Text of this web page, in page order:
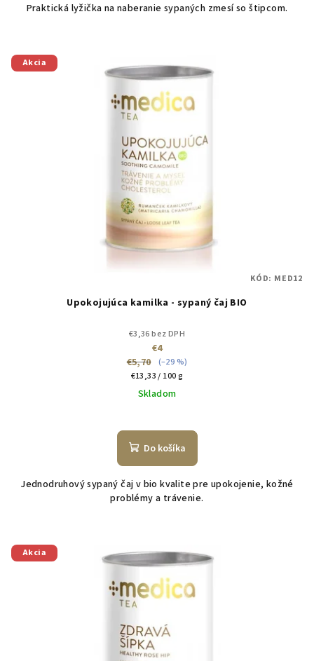
Praktická lyžička na naberanie sypaných zmesí so štipcom.
Akcia
Upokojujúca kamilka - sypaný čaj BIO
€3,36 bez DPH
€4
€5,70
(–29 %)
Jednotková
cena:
€13,33 / 100 g
Skladom
Do košíka
Jednodruhový sypaný čaj v bio kvalite pre upokojenie, kožné
problémy a trávenie.
KÓD: MED12
Akcia